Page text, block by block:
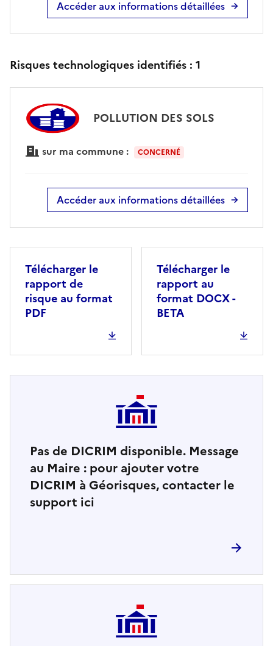
Accéder aux informations détaillées
Risques technologiques identifiés : 1
POLLUTION DES SOLS
sur ma commune : CONCERNÉ
Accéder aux informations détaillées
Télécharger le
rapport de
risque au format
PDF
Télécharger le
rapport au
format DOCX -
BETA
Pas de DICRIM disponible. Message
au Maire : pour ajouter votre
DICRIM à Géorisques, contacter le
support ici